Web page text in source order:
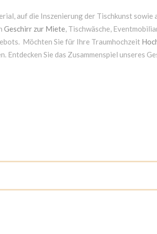
auf die Inszenierung der Tischkunst
Geschirr zur Miete, Tischwäsche,
Möchten Sie für Ihre Traumhochzeit
Entdecken Sie das Zusammenspiel unseres